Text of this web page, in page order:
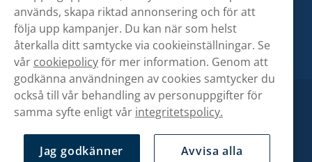
används, skapa riktad annonsering och för att
följa upp kampanjer. Du kan när som helst
återkalla ditt samtycke via cookieinställningar. Se
vår cookiepolicyför mer information. Genom att
godkänna användningen av cookies samtycker du
också till vår behandling av personuppgifter för
samma syfte enligt vår integritetspolicy.
Jag godkänner Avvisa alla